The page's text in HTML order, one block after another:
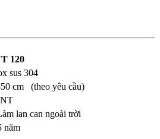
120
304
(theo yêu cầu)
can ngoài trời